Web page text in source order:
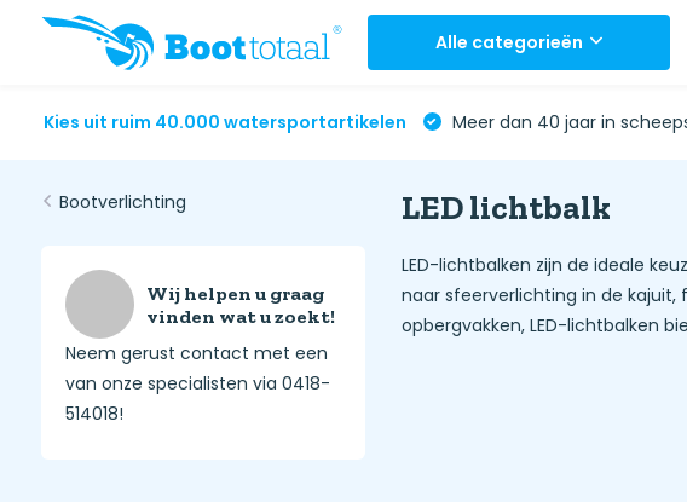
Alle categorieën
Kies uit ruim 40.000 watersportartikelen Meer dan 40 jaar in
Bootverlichting
Wij helpen u graag
vinden wat u zoekt!
Neem gerust contact met een
van onze specialisten via 0418-
514018!
LED lichtbalk
LED-lichtbalken zijn de ideale
naar sfeerverlichting in de
opbergvakken, LED-lichtbalken